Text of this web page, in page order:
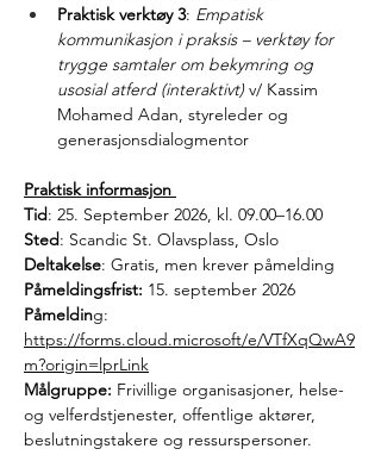
Praktisk verktøy 3: Empatisk
kommunikasjon i praksis – verktøy for
trygge samtaler om bekymring og
usosial atferd (interaktivt) v/ Kassim
Mohamed Adan, styreleder og
generasjonsdialogmentor
Praktisk informasjon
Tid: 25. September 2026, kl. 09.00–16.00
Sted: Scandic St. Olavsplass, Oslo
Deltakelse: Gratis, men krever påmelding
Påmeldingsfrist: 15. september 2026
Påmelding:
https://forms.cloud.microsoft/e/VTfXqQwA9
m?origin=lprLink
Målgruppe: Frivillige organisasjoner, helse-
og velferdstjenester, offentlige aktører,
beslutningstakere og ressurspersoner.